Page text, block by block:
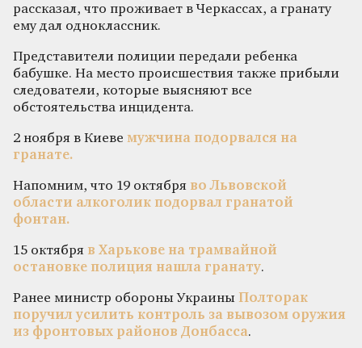
рассказал, что проживает в Черкассах, а гранату
ему дал одноклассник.
Представители полиции передали ребенка
бабушке. На место происшествия также прибыли
следователи, которые выясняют все
обстоятельства инцидента.
2 ноября в Киеве мужчина подорвался на
гранате.
Напомним, что 19 октября во Львовской
области алкоголик подорвал гранатой
фонтан.
15 октября в Харькове на трамвайной
остановке полиция нашла гранату.
Ранее министр обороны Украины Полторак
поручил усилить контроль за вывозом оружия
из фронтовых районов Донбасса.